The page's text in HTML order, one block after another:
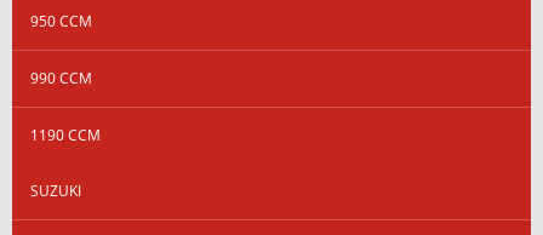
950 CCM
990 CCM
1190 CCM
SUZUKI